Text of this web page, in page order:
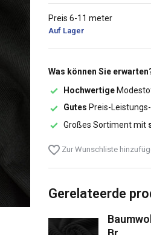
Preis 6-11 meter
Auf Lager
Was können Sie
Hochwertige
Gutes Preis-
Großes Sortiment mit
Zur Wunschliste
Gerelateerde